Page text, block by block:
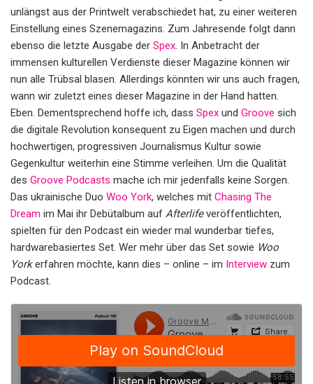
unlängst aus der Printwelt verabschiedet hat, zu einer weiteren
Einstellung eines Szenemagazins. Zum Jahresende folgt dann
ebenso die letzte Ausgabe der Spex. In Anbetracht der
immensen kulturellen Verdienste dieser Magazine können wir
nun alle Trübsal blasen. Allerdings könnten wir uns auch fragen,
wann wir zuletzt eines dieser Magazine in der Hand hatten.
Eben. Dementsprechend hoffe ich, dass Spex und Groove sich
die digitale Revolution konsequent zu Eigen machen und durch
hochwertigen, progressiven Journalismus Kultur sowie
Gegenkultur weiterhin eine Stimme verleihen. Um die Qualität
des Groove Podcasts mache ich mir jedenfalls keine Sorgen.
Das ukrainische Duo Woo York, welches mit Chasing The
Dream im Mai ihr Debütalbum auf Afterlifeveröffentlichten,
spielten für den Podcast ein wieder mal wunderbar tiefes,
hardwarebasiertes Set. Wer mehr über das Set sowie Woo
Yorkerfahren möchte, kann dies – online – im Interview zum
Podcast.